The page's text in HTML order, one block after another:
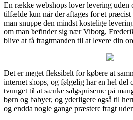
En række webshops lover levering uden
tilfælde kun når der aftages for et præcist
man snuppe den mindst kostelige
om man befinder sig nær Viborg,
blive at få fragtmanden til at levere din
Det er meget fleksibelt for købere at
internet shops, og følgelig har en hel del
tvunget til at sænke salgspriserne på
børn og babyer, og yderligere også til
og endda nogle gange præstere fragt